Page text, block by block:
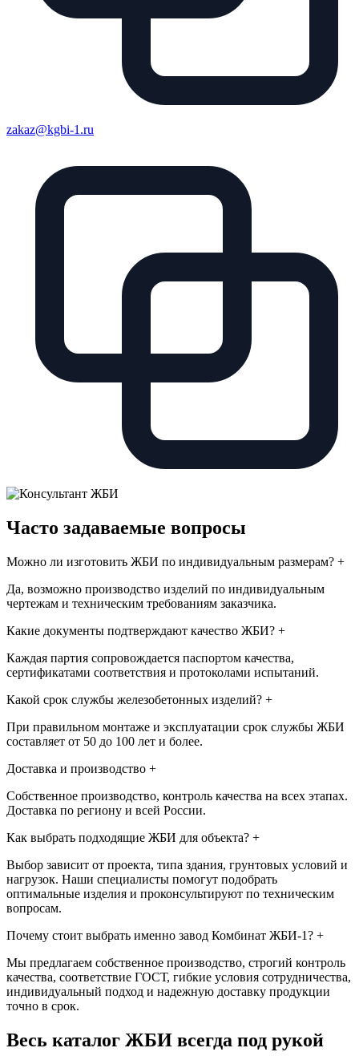
zakaz@kgbi-1.ru
Часто задаваемые вопросы
Можно ли изготовить ЖБИ по индивидуальным размерам? +
Да, возможно производство изделий по индивидуальным
чертежам и техническим требованиям заказчика.
Какие документы подтверждают качество ЖБИ? +
Каждая партия сопровождается паспортом качества,
сертификатами соответствия и протоколами испытаний.
Какой срок службы железобетонных изделий? +
При правильном монтаже и эксплуатации срок службы ЖБИ
составляет от 50 до 100 лет и более.
Доставка и производство +
Собственное производство, контроль качества на всех этапах.
Доставка по региону и всей России.
Как выбрать подходящие ЖБИ для объекта? +
Выбор зависит от проекта, типа здания, грунтовых условий и
нагрузок. Наши специалисты помогут подобрать
оптимальные изделия и проконсультируют по техническим
вопросам.
Почему стоит выбрать именно завод Комбинат ЖБИ-1? +
Мы предлагаем собственное производство, строгий контроль
качества, соответствие ГОСТ, гибкие условия сотрудничества,
индивидуальный подход и надежную доставку продукции
точно в срок.
Весь каталог ЖБИ всегда под рукой